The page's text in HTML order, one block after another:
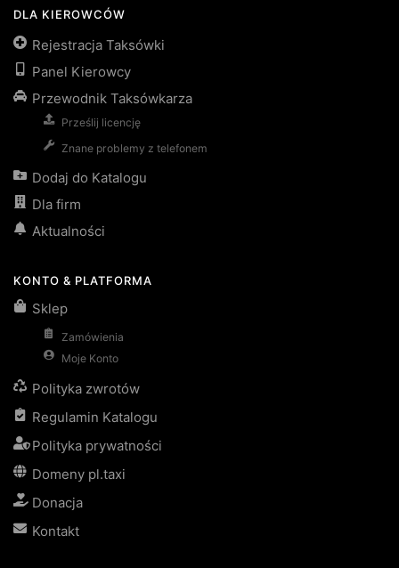
DLA KIEROWCÓW
Rejestracja Taksówki
Panel Kierowcy
Przewodnik Taksówkarza
Prześlij licencję
Znane problemy z telefonem
Dodaj do Katalogu
Dla firm
Aktualności
KONTO & PLATFORMA
Sklep
Zamówienia
Moje Konto
Polityka zwrotów
Regulamin Katalogu
Polityka prywatności
Domeny pl.taxi
Donacja
Kontakt